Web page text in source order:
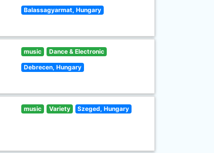
Balassagyarmat, Hungary
music Dance & Electronic
Debrecen, Hungary
music Variety Szeged, Hungary